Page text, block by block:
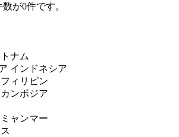
が0件です。
ナム
インドネシア
フィリピン
カンボジア
ミャンマー